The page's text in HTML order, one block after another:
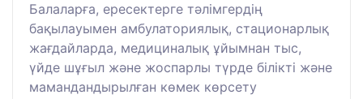
Балаларға, ересектерге тәлімгердің
бақылауымен амбулаториялық, стационарлық
жағдайларда, медициналық ұйымнан тыс,
үйде шұғыл және жоспарлы түрде білікті және
мамандандырылған көмек көрсету